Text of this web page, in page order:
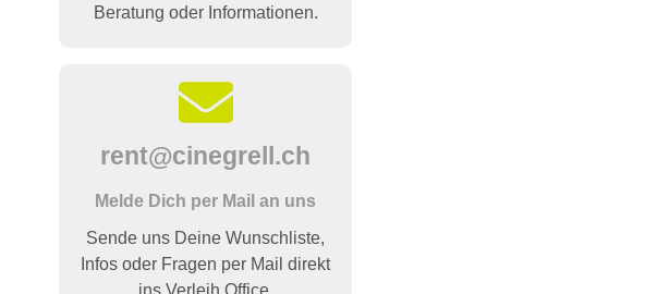
Beratung oder Informationen.
rent@cinegrell.ch
Melde Dich per Mail an uns
Sende uns Deine Wunschliste,
Infos oder Fragen per Mail direkt